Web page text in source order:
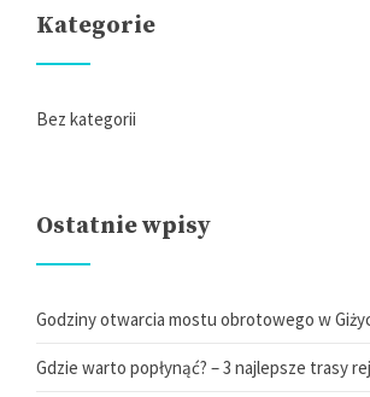
Kategorie
Bez kategorii
Ostatnie wpisy
Godziny otwarcia mostu obrotowego w
Gdzie warto popłynąć? – 3 najlepsze trasy